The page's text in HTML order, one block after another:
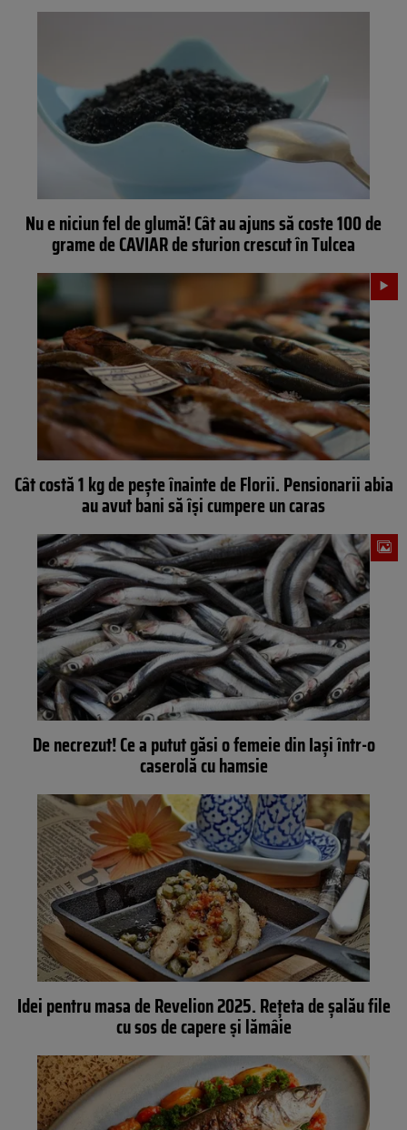
Nu e niciun fel de glumă! Cât au ajuns să coste 100 de
grame de CAVIAR de sturion crescut în Tulcea
Cât costă 1 kg de pește înainte de Florii. Pensionarii abia
au avut bani să își cumpere un caras
De necrezut! Ce a putut găsi o femeie din Iași într-o
caserolă cu hamsie
Idei pentru masa de Revelion 2025. Rețeta de șalău file
cu sos de capere și lămâie